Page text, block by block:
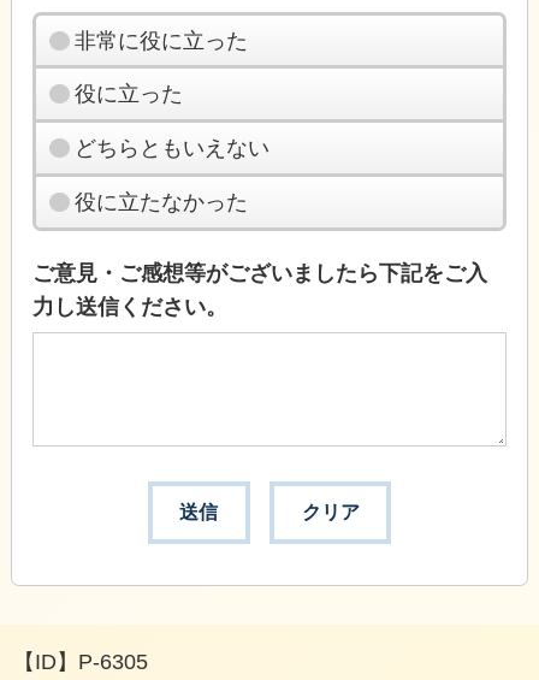
非常に役に立った
役に立った
どちらともいえない
役に立たなかった
ご意見・ご感想等がございましたら下記をご入
力し送信ください。
【ID】 P-6305